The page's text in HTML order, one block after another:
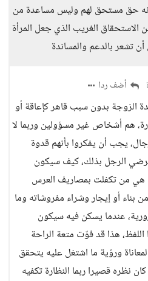
حق مستحق لهم وليس مساعدة من
الغريب الذي جعل المرأة
تشعر بالدعم والمساندة
أضف ردا
الزوجة بدون سبب قاهر كإعاقة أو
هم أشخاص غير مسؤولين وربما لا
يجب أن يفكروا بأنهم قدوة
يرضي الرجل بذلك، كيف سيكون
هي من تكفلت بمصاريف العرس
بناء أو إيجار وشراء مفروشاته وما
عندما يسكن فيه سيكون
هذا قد فوّت متعة الراحة
ورؤية ما اشتغل عليه يتحقق
نظره قصيرا ربما النظارة تكفيه